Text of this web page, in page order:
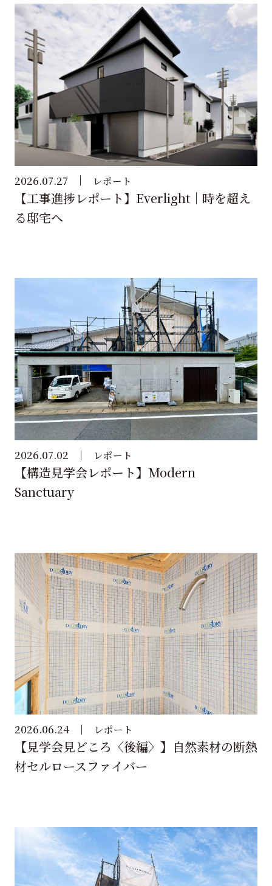
2026.07.27 レポート
【工事進捗レポート】Everlight｜時を超え
る邸宅へ
2026.07.02 レポート
【構造見学会レポート】Modern
Sanctuary
2026.06.24 レポート
【見学会見どころ〈後編〉】自然素材の断熱
材セルロースファイバー